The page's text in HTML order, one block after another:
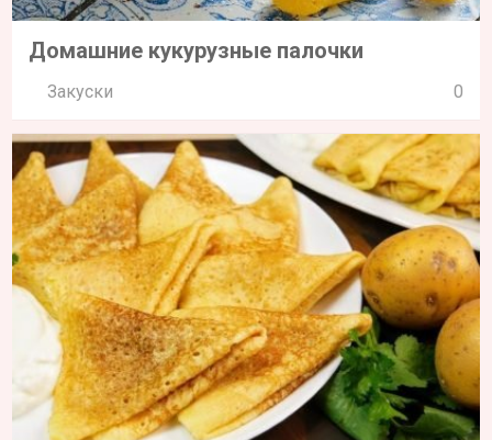
Домашние кукурузные палочки
Закуски 0